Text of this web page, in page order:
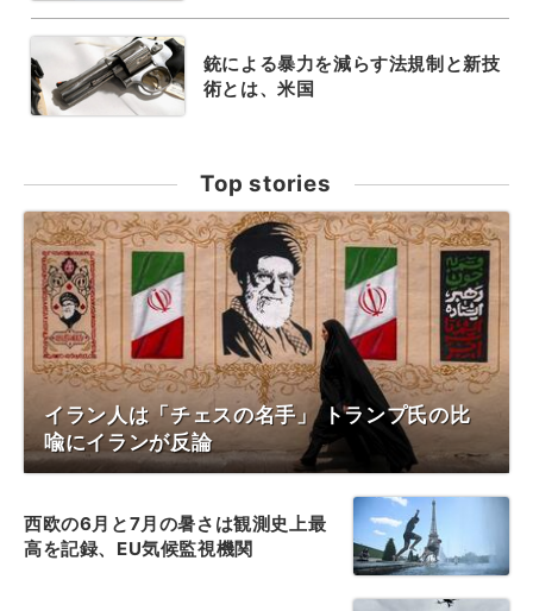
銃による暴力を減らす法規制と新技
術とは、米国
Top stories
イラン人は「チェスの名手」 トランプ氏の比
喩にイランが反論
西欧の6月と7月の暑さは観測史上最
高を記録、EU気候監視機関